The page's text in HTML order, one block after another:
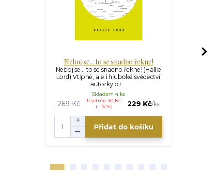
Neboj se... to se snadno řekne!
Neboj se... to se snadno řekne! (Hallie
Lord) Vtipné, ale i hluboké svědectví
autorky o t...
269 Kč
Ušetříte 40 Kč
(- 15 %)
229 Kč/ks
Skladem 4 ks
Přidat do košíku